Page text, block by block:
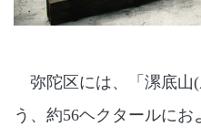
弥陀区には、「漯底山
う、約56ヘクタールに